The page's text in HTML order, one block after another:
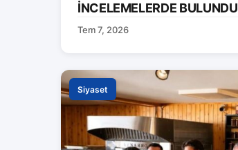
İNCELEMELERDE BULUNDU
Tem 7, 2026
Siyaset